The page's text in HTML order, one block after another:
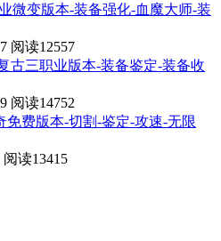
微变版本-装备强化-血魔大师-装
阅读12557
古三职业版本-装备鉴定-装备收
阅读14752
免费版本-切割-鉴定-攻速-无限
阅读13415